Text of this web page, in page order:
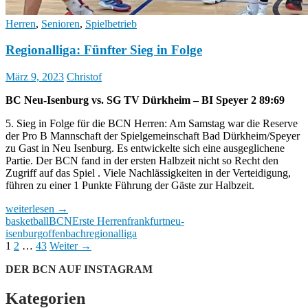
Herren, Senioren, Spielbetrieb
Regionalliga: Fünfter Sieg in Folge
März 9, 2023 Christof
BC Neu-Isenburg vs. SG TV Dürkheim – BI Speyer 2 89:69
5. Sieg in Folge für die BCN Herren: Am Samstag war die Reserve
der Pro B Mannschaft der Spielgemeinschaft Bad Dürkheim/Speyer
zu Gast in Neu Isenburg. Es entwickelte sich eine ausgeglichene
Partie. Der BCN fand in der ersten Halbzeit nicht so Recht den
Zugriff auf das Spiel . Viele Nachlässigkeiten in der Verteidigung,
führen zu einer 1 Punkte Führung der Gäste zur Halbzeit.
Regionalliga:
Fünfter
Sieg
in
weiterlesen →
basketballBCNErste Herrenfrankfurtneu-
isenburgoffenbachregionalliga
Beitragsnavigation
1 2 … 43 Weiter →
DER BCN AUF INSTAGRAM
Kategorien